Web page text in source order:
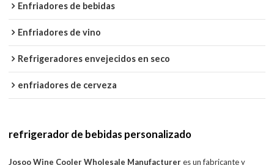
Enfriadores de bebidas
Enfriadores de vino
Refrigeradores envejecidos en seco
enfriadores de cerveza
refrigerador de bebidas personalizado
Josoo Wine Cooler Wholesale Manufactureres un fabricante y